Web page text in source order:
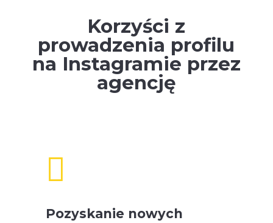
Korzyści z
prowadzenia profilu
na Instagramie przez
agencję

Pozyskanie nowych